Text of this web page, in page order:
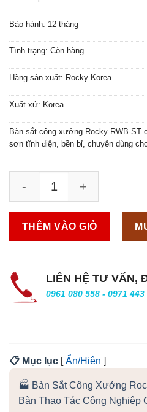
Bảo hành: 12 tháng
Tình trạng: Còn hàng
Hãng sản xuất: Rocky Korea
Xuất xứ: Korea
Bàn sắt công xưởng Rocky RWB-ST
sơn tĩnh điện, bền bỉ, chuyên dùng
THÊM VÀO GIỎ
LIÊN HỆ TƯ VẤN,
0961 080 558 - 0971 443
📋 Mục lục [Ẩn/Hiện ]
🏭 Bàn Sắt Công Xưởng
Bàn Thao Tác Công Nghiệp